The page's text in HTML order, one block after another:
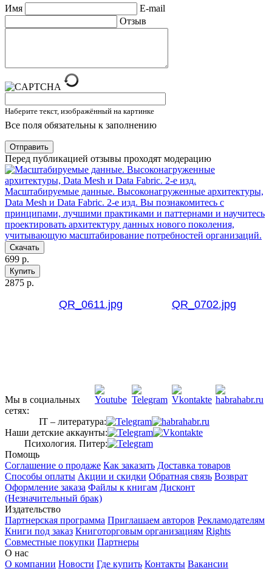
Имя
E-mail
Отзыв
Наберите текст, изображённый на картинке
Все поля обязательны к заполнению
Отправить
Перед публикацией отзывы проходят модерацию
Масштабируемые данные. Высоконагруженные архитектуры,
Data Mesh и Data Fabric. 2-е изд. Вы познакомитесь с
принципами, лучшими практиками и паттернами и научитесь
проектировать архитектуру данных нового поколения,
учитывающую масштабирование потребностей организаций.
Скачать
699 р.
Купить
2875 р.
Мы в социальных
сетях:
IT – литература:
Наши детские аккаунты:
Психология. Питер:
Помощь
Соглашение о продаже Как заказать Доставка товаров
Способы оплаты Акции и скидки Обратная связь Возврат
Оформление заказа Файлы к книгам Дисконт
(Незначительный брак)
Издательство
Партнерская программа Приглашаем авторов Рекламодателям
Книги под заказ Книготорговым организациям Rights
Совместные покупки Партнеры
О нас
О компании Новости Где купить Контакты Вакансии